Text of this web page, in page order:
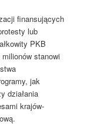
finansujących
lub
PKB
stanowi
jak
działania
krajów-